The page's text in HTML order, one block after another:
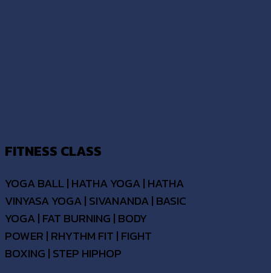
FITNESS CLASS
YOGA BALL | HATHA YOGA | HATHA
VINYASA YOGA | SIVANANDA | BASIC
YOGA | FAT BURNING | BODY
POWER | RHYTHM FIT | FIGHT
BOXING | STEP HIPHOP